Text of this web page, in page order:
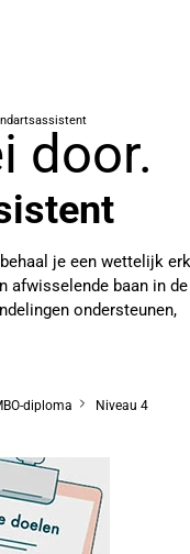
door.
je een wettelijk
afwisselende baan in de
ondersteunen,
diploma Niveau 4